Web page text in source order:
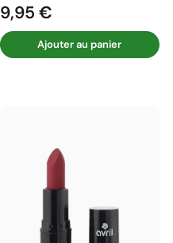
Prix
9,95 €
Ajouter au panier